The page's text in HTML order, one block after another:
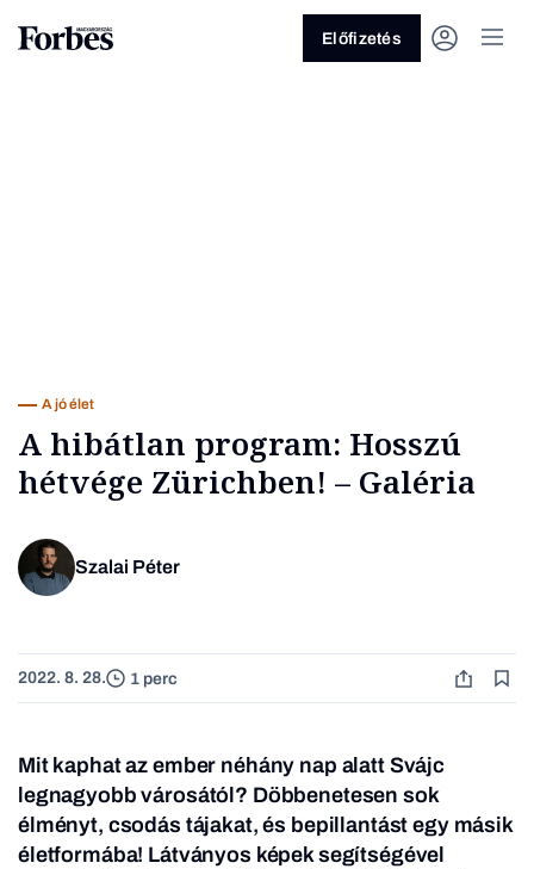
Előfizetés
A jó élet
A hibátlan program: Hosszú
hétvége Zürichben! – Galéria
Szalai Péter
2022. 8. 28. 1 perc
Mit kaphat az ember néhány nap alatt Svájc
legnagyobb városától? Döbbenetesen sok
élményt, csodás tájakat, és bepillantást egy másik
életformába! Látványos képek segítségével